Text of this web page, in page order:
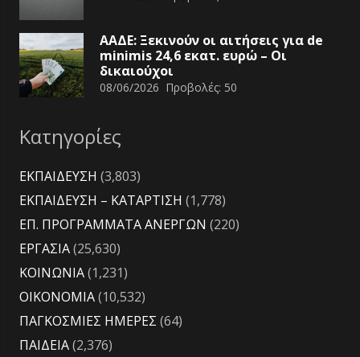
ΑΑΔΕ: Ξεκινούν οι αιτήσεις για de
minimis 24,6 εκατ. ευρώ – Οι
δικαιούχοι
08/06/2026 Προβολές: 50
Κατηγορίες
ΕΚΠΑΙΔΕΥΣΗ (3,803)
ΕΚΠΑΙΔΕΥΣΗ – ΚΑΤΑΡΤΙΣΗ (1,778)
ΕΠ. ΠΡΟΓΡΑΜΜΑΤΑ ΑΝΕΡΓΩΝ (220)
ΕΡΓΑΣΙΑ(25,630)
ΚΟΙΝΩΝΙΑ(1,231)
ΟΙΚΟΝΟΜΙΑ(10,532)
ΠΑΓΚΟΣΜΙΕΣ ΗΜΕΡΕΣ (64)
ΠΑΙΔΕΙΑ(2,376)